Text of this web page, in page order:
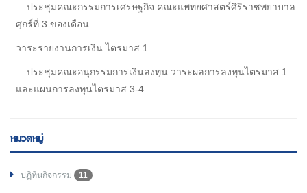
ประชุมคณะกรรมการเศรษฐกิจ คณะแพทยศาสตร์ศิริราชพยาบาล
ศุกร์ที่ 3 ของเดือน
วาระรายงานการเงิน ไตรมาส 1
ประชุมคณะอนุกรรมการเงินลงทุน วาระผลการลงทุนไตรมาส 1
และแผนการลงทุนไตรมาส 3-4
หมวดหมู่
ปฏิทินกิจกรรม 11